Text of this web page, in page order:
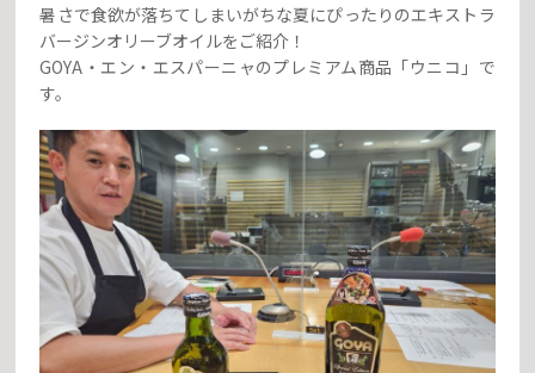
暑さで食欲が落ちてしまいがちな夏にぴったりのエキストラ
バージンオリーブオイルをご紹介！
GOYA・エン・エスパーニャのプレミアム商品「ウニコ」で
す。